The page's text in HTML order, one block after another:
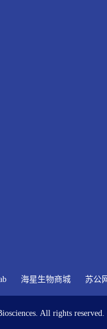
海星生物商城 苏公
All rights reserved.